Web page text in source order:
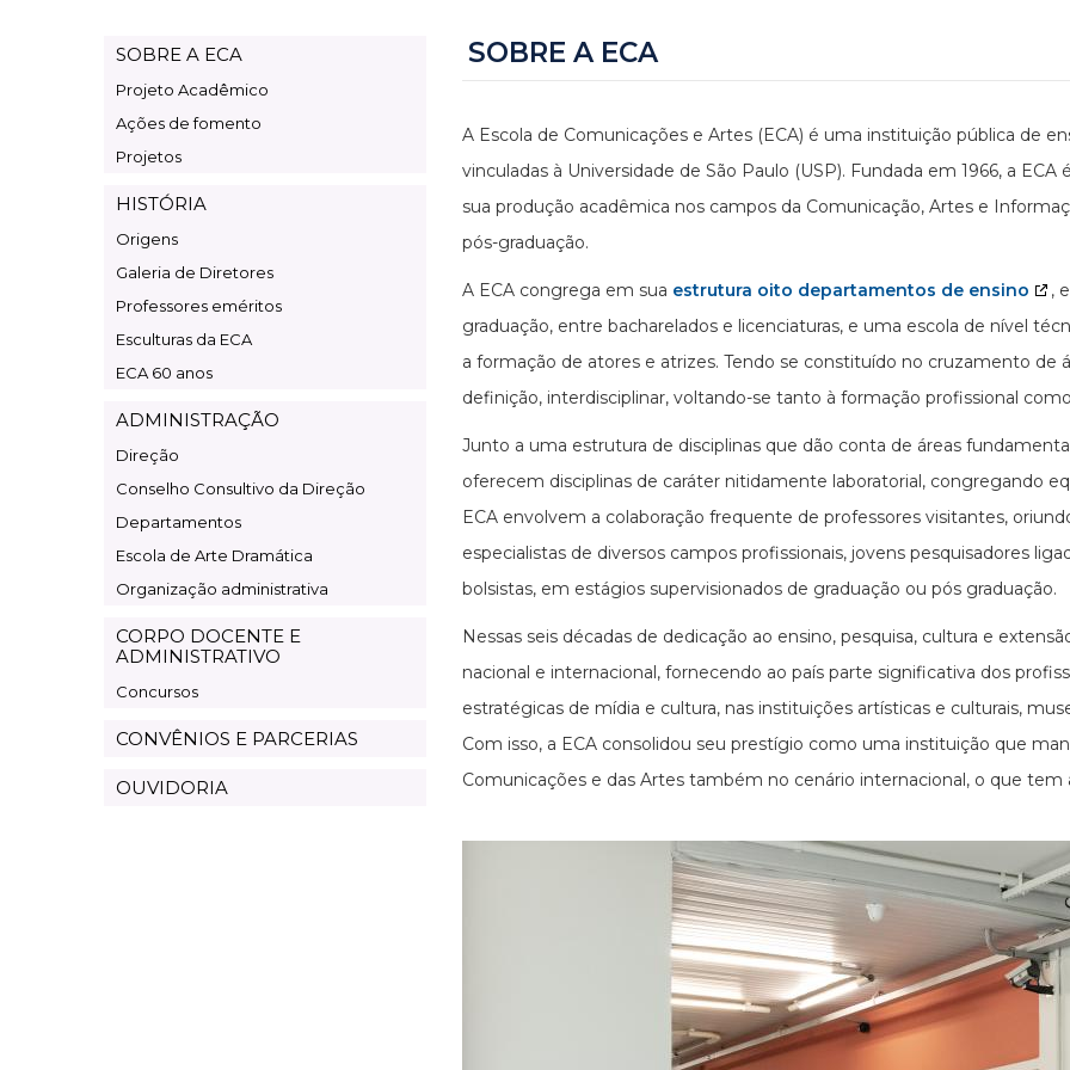
Page
Institucional
SOBRE A ECA
Projeto Acadêmico
Ações de fomento
Projetos
HISTÓRIA
Origens
Galeria de Diretores
Professores eméritos
Esculturas da ECA
ECA 60 anos
ADMINISTRAÇÃO
Direção
Conselho Consultivo da Direção
Departamentos
Escola de Arte Dramática
Organização administrativa
CORPO DOCENTE E
ADMINISTRATIVO
Concursos
CONVÊNIOS E PARCERIAS
OUVIDORIA
SOBRE A ECA
A Escola de Comunicações e Artes (ECA) é uma instituição pública de
vinculadas à Universidade de São Paulo (USP). Fundada em 1966, a
sua produção acadêmica nos campos da Comunicação, Artes e
pós-graduação.
A ECA congrega em sua estrutura oito departamentos de ensino
,
graduação, entre bacharelados e licenciaturas, e uma escola de nível
a formação de atores e atrizes. Tendo se constituído no cruzamento
definição, interdisciplinar, voltando-se tanto à formação profissional
Junto a uma estrutura de disciplinas que dão conta de áreas
oferecem disciplinas de caráter nitidamente laboratorial, congregando
ECA envolvem a colaboração frequente de professores visitantes,
especialistas de diversos campos profissionais, jovens pesquisadores
bolsistas, em estágios supervisionados de graduação ou pós graduação.
Nessas seis décadas de dedicação ao ensino, pesquisa, cultura e
nacional e internacional, fornecendo ao país parte significativa dos
estratégicas de mídia e cultura, nas instituições artísticas e culturais,
Com isso, a ECA consolidou seu prestígio como uma instituição que
Comunicações e das Artes também no cenário internacional, o que